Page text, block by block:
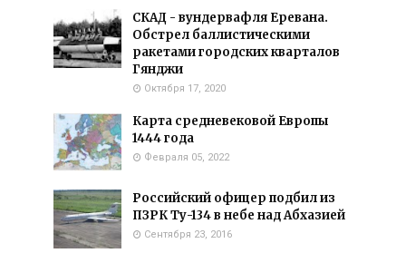
СКАД - вундервафля Еревана.
Обстрел баллистическими
ракетами городских кварталов
Гянджи
Октября 17, 2020
Карта средневековой Европы
1444 года
Февраля 05, 2022
Российский офицер подбил из
ПЗРК Ту-134 в небе над Абхазией
Сентября 23, 2016